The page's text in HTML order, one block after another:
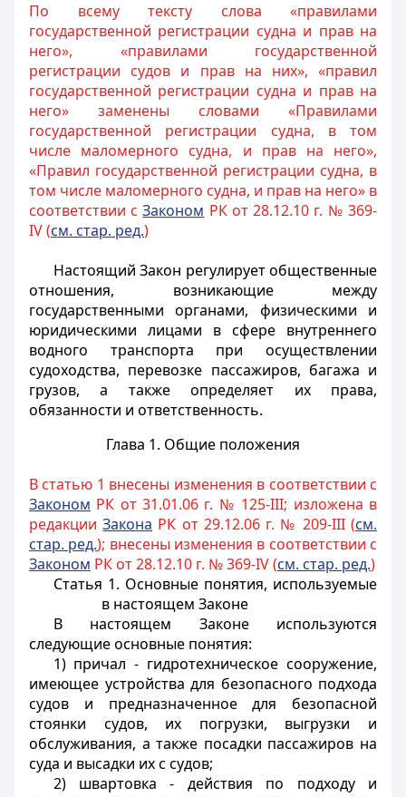
По всему тексту слова «правилами
государственной регистрации судна и прав на
него», «правилами государственной
регистрации судов и прав на них», «правил
государственной регистрации судна и прав на
него» заменены словами «Правилами
государственной регистрации судна, в том
числе маломерного судна, и прав на него»,
«Правил государственной регистрации судна, в
том числе маломерного судна, и прав на него» в
соответствии сЗаконом РК от 28.12.10 г. № 369-
IV (см. стар. ред.)
Настоящий Закон регулирует общественные
отношения, возникающие между
государственными органами, физическими и
юридическими лицами в сфере внутреннего
водного транспорта при осуществлении
судоходства, перевозке пассажиров, багажа и
грузов, а также определяет их права,
обязанности и ответственность.
Глава 1. Общие положения
В статью 1 внесены изменения в соответствии с
Законом РК от 31.01.06 г. № 125-III; изложена в
редакцииЗакона РК от 29.12.06 г. № 209-III (см.
стар. ред.); внесены изменения в соответствии с
Законом РК от 28.12.10 г. № 369-IV (см. стар. ред.)
Статья 1. Основные понятия, используемые
в настоящем Законе
В настоящем Законе используются
следующие основные понятия:
1) причал - гидротехническое сооружение,
имеющее устройства для безопасного подхода
судов и предназначенное для безопасной
стоянки судов, их погрузки, выгрузки и
обслуживания, а также посадки пассажиров на
суда и высадки их с судов;
2) швартовка - действия по подходу и